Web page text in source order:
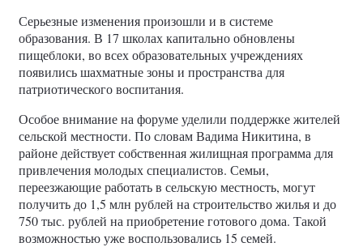
Серьезные изменения произошли и в системе
образования. В 17 школах капитально обновлены
пищеблоки, во всех образовательных учреждениях
появились шахматные зоны и пространства для
патриотического воспитания.
Особое внимание на форуме уделили поддержке жителей
сельской местности. По словам Вадима Никитина, в
районе действует собственная жилищная программа для
привлечения молодых специалистов. Семьи,
переезжающие работать в сельскую местность, могут
получить до 1,5 млн рублей на строительство жилья и до
750 тыс. рублей на приобретение готового дома. Такой
возможностью уже воспользовались 15 семей.